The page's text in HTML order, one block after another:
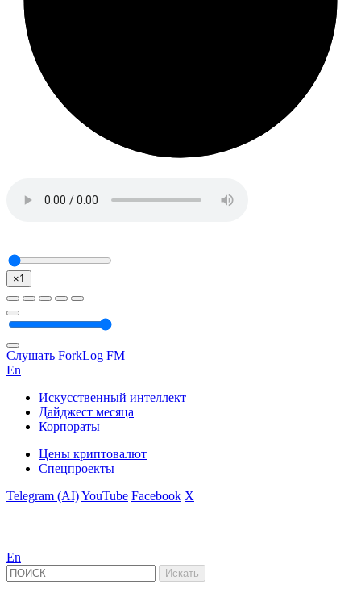
×1
Слушать ForkLog FM
En
Искусственный интеллект
Дайджест месяца
Корпораты
Цены криптовалют
Спецпроекты
Telegram (AI)YouTube Facebook X
En